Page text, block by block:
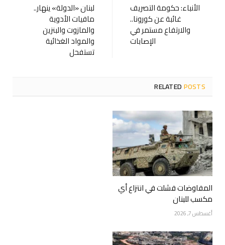
الأنباء: حكومة التصريف
غائبة عن كورونا..
والارتفاع مستمر في
الإصابات
لبنان «الدولة» ينهار..
مافيات الأدوية
والمازوت والبنزين
والمواد الغذائية
تستفحل
RELATEDPOSTS
المفاوضات فشلت في انتزاع أي
مكسب للبنان
أغسطس 7, 2026